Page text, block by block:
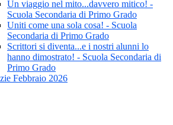
Un viaggio nel mito...davvero mitico! -
Scuola Secondaria di Primo Grado
Uniti come una sola cosa! - Scuola
Secondaria di Primo Grado
Scrittori si diventa...e i nostri alunni lo
hanno dimostrato! - Scuola Secondaria di
Primo Grado
Febbraio 2026